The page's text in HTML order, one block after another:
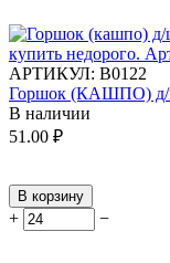
АРТИКУЛ: В0122
Горшок (КАШПО) д/
В наличии
51.00 ₽
В корзину
+ −